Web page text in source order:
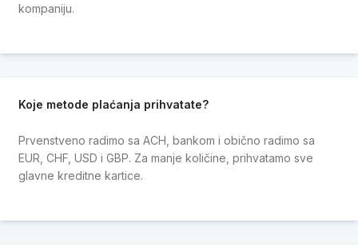
kompaniju.
Koje metode plaćanja prihvatate?
Prvenstveno radimo sa ACH, bankom i obično radimo sa
EUR, CHF, USD i GBP. Za manje količine, prihvatamo sve
glavne kreditne kartice.